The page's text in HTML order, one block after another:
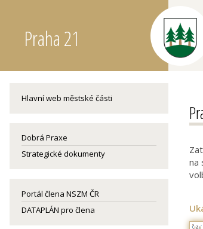
Praha 21
Hlavní web městské části
Dobrá Praxe
Strategické dokumenty
Portál člena NSZM ČR
DATAPLÁN pro člena
na